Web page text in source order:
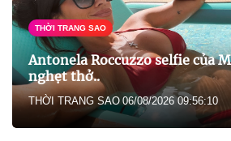
THỜI TRANG SAO
Antonela Roccuzzo selfie của
nghẹt thở..
THỜI TRANG SAO 06/08/2026 09:56:10